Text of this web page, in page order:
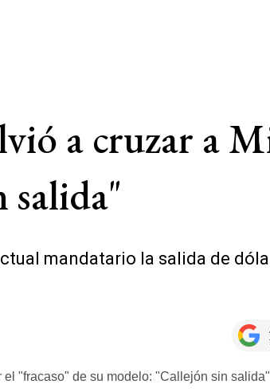
a cruzar a
salida"
mandatario la salida de